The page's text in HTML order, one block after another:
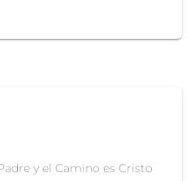
y el Camino es Cristo